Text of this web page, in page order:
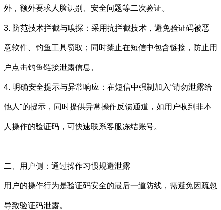
外，额外要求人脸识别、安全问题等二次验证。
3. 防范技术拦截与嗅探：采用抗拦截技术，避免验证码被恶
意软件、钓鱼工具窃取；同时禁止在短信中包含链接，防止用
户点击钓鱼链接泄露信息。
4. 明确安全提示与异常响应：在短信中强制加入“请勿泄露给
他人”的提示，同时提供异常操作反馈通道，如用户收到非本
人操作的验证码，可快速联系客服冻结账号。
二、用户侧：通过操作习惯规避泄露
用户的操作行为是验证码安全的最后一道防线，需避免因疏忽
导致验证码泄露。